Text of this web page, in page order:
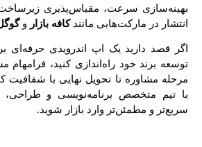
بهینه‌سازی سرعت، مقیاس‌پذیری
انتشار در مارکت‌هایی مانندکافه بازار و
اگر قصد دارید یک اپ اندرویدی حرفه‌ای
توسعه برند خود راه‌اندازی کنید، فرامهام
مرحله مشاوره تا تحویل نهایی با
با تیم متخصص برنامه‌نویسی و
سریع‌تر و مطمئن‌تر وارد بازار شوید.